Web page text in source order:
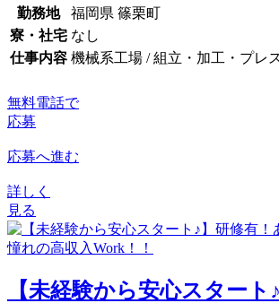
勤務地
福岡県 篠栗町
寮・社宅 なし
仕事内容 機械系工場 / 組立・加工・プレ
無料電話で
応募
応募へ進む
詳しく
見る
【未経験から安心スタート